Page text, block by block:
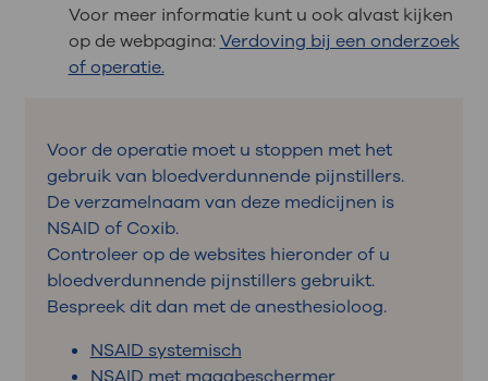
Voor meer informatie kunt u ook alvast kijken
op de webpagina:Verdoving bij een onderzoek
of operatie.
Voor de operatie moet u stoppen met het
gebruik van bloedverdunnende pijnstillers.
De verzamelnaam van deze medicijnen is
NSAID of Coxib.
Controleer op de websites hieronder of u
bloedverdunnende pijnstillers gebruikt.
Bespreek dit dan met de anesthesioloog.
NSAID systemisch